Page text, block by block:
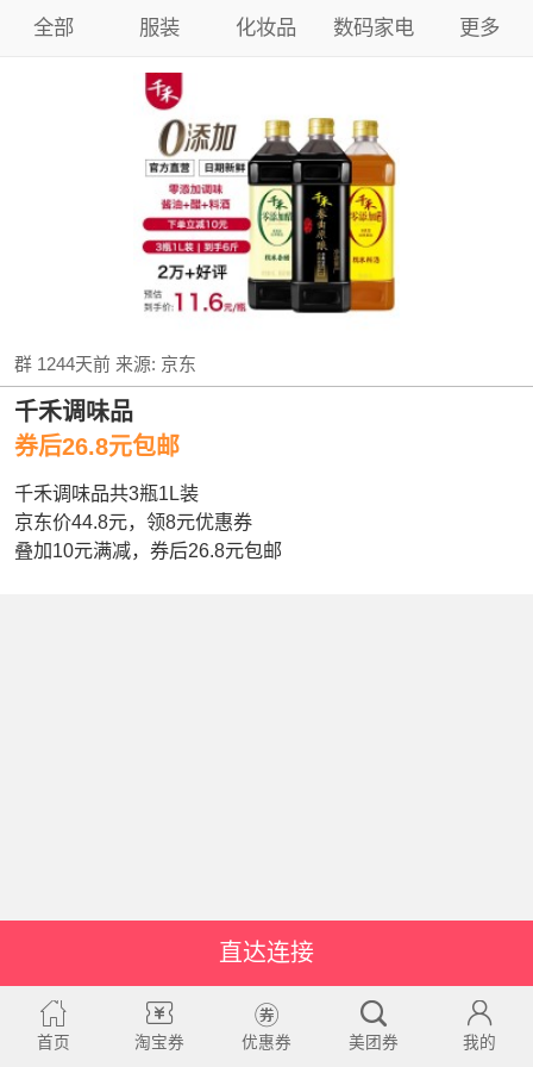
全部 服装 化妆品 数码家电 更多
群 1244天前来源: 京东
千禾调味品
券后26.8元包邮
千禾调味品共3瓶1L装
京东价44.8元，领8元优惠券
叠加10元满减，券后26.8元包邮
直达连接
首页 淘宝券 优惠券 美团券 我的